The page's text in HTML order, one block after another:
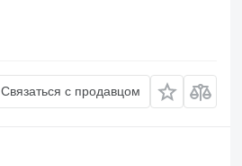
Связаться с продавцом